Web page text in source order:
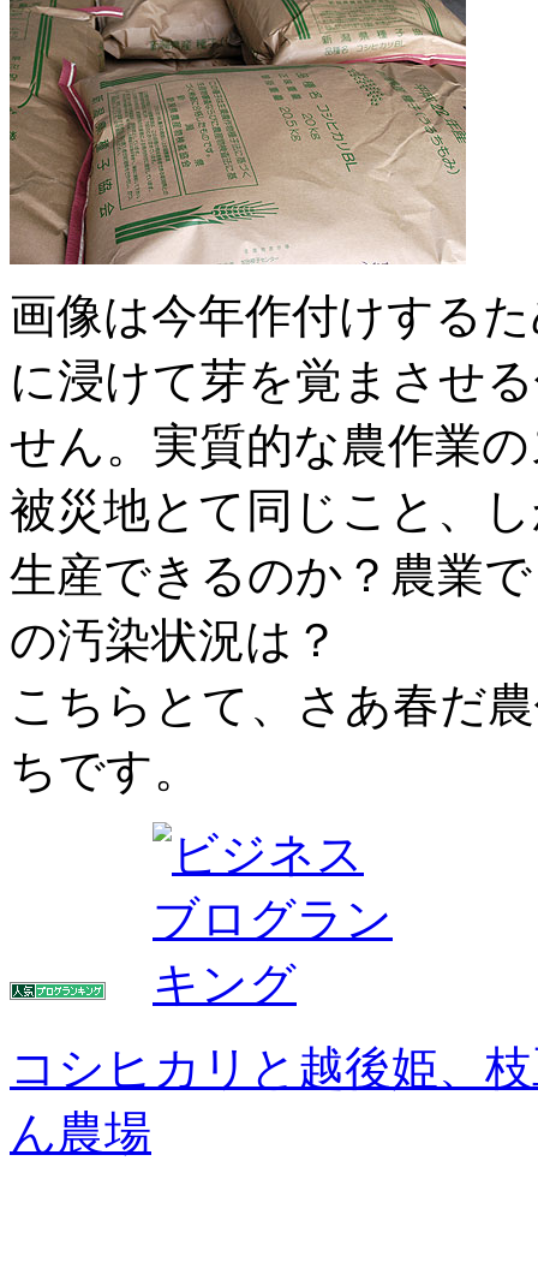
画像は今年作付けする
に浸けて芽を覚まさせ
せん。実質的な農作業
被災地とて同じこと、
生産できるのか？農業
の汚染状況は？
こちらとて、さあ春だ
ちです。
コシヒカリと越後姫、
ん農場